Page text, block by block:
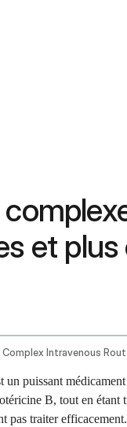
et plus
puissant
B, tout en étant
pas traiter efficacement.